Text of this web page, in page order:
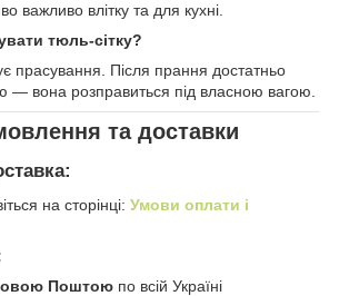
важливо влітку та для кухні.
тюль-сітку?
прасування. Після прання достатньо
— вона розправиться під власною вагою.
та доставки
на сторінці: Умови оплати і
Поштою по всій Україні